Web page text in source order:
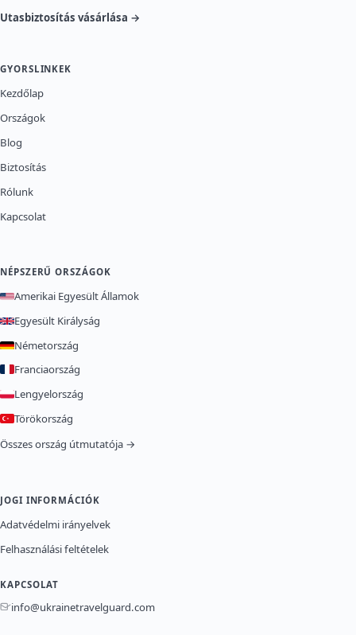
Utasbiztosítás vásárlása →
GYORSLINKEK
Kezdőlap
Országok
Blog
Biztosítás
Rólunk
Kapcsolat
NÉPSZERŰ ORSZÁGOK
Amerikai Egyesült Államok
Egyesült Királyság
Németország
Franciaország
Lengyelország
Törökország
Összes ország útmutatója →
JOGI INFORMÁCIÓK
Adatvédelmi irányelvek
Felhasználási feltételek
KAPCSOLAT
info@ukrainetravelguard.com